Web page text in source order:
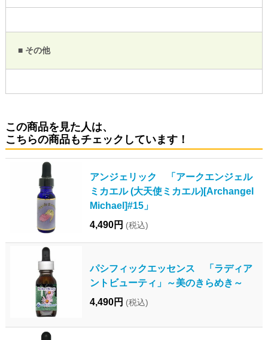
■ その他
この商品を見た人は、
こちらの商品もチェックしています！
アンジェリック 「アークエンジェル
ミカエル (大天使ミカエル)[Archangel
Michael]#15」
4,490円 (税込)
パシフィックエッセンス 「ラディア
ントビューティ」～美のきらめき～
4,490円 (税込)